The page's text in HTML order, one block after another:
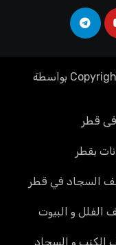
بواسطة
قطر
بقطر
السجاد في قطر
الفلل و البيوت
الكنب و السجاد